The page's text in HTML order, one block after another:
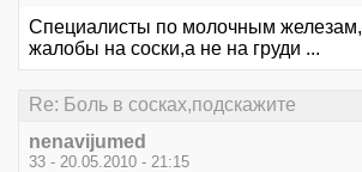
Специалисты по молочным
жалобы на соски,а не на груди ...
Re: Боль в сосках,подскажите
nenavijumed
33 - 20.05.2010 - 21:15